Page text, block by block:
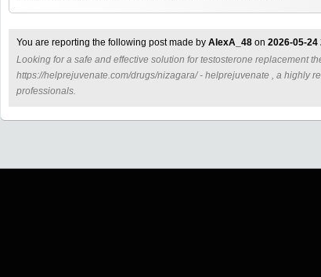
You are reporting the following post made by AlexA_48 on 2026-05-24
Looking for a safe and effective solution for testosterone replacement
https://helprejuvenate.com/drugs/nizagara/ - helprejuvenate , a highly
professionals.